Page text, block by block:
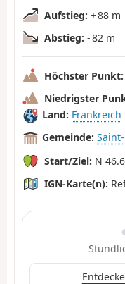
Aufstieg: + 88 m
Abstieg: - 82 m
Höchster Punkt:
Niedrigster
Land: Frankreich
Gemeinde:
Start/Ziel: N
IGN-Karte(n):